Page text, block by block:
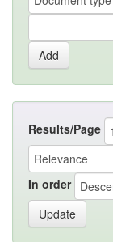
Results/Page
In order